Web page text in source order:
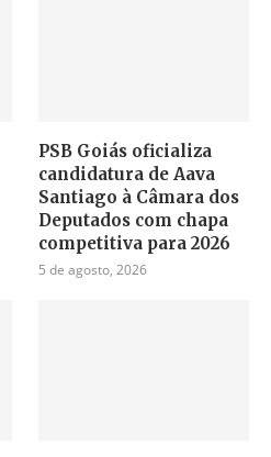
PSB Goiás oficializa
candidatura de Aava
Santiago à Câmara dos
Deputados com chapa
competitiva para 2026
5 de agosto, 2026